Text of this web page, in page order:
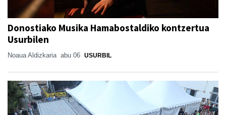
Donostiako Musika Hamabostaldiko kontzertua
Usurbilen
Noaua Aldizkaria abu 06 USURBIL